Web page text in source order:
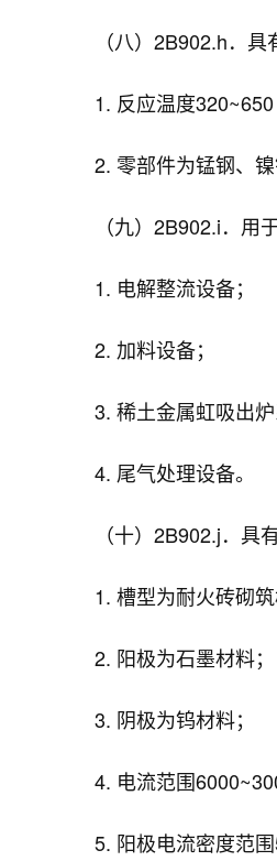
（八）2B902.h．
1. 反应温度
2. 零部件为锰钢、
（九）2B902.i．
1. 电解整流设备；
2. 加料设备；
3. 稀土金属虹吸出炉
4. 尾气处理设备。
（十）2B902.j．
1. 槽型为耐火砖砌筑
2. 阳极为石墨材料；
3. 阴极为钨材料；
4. 电流范围
5. 阳极电流密度范围